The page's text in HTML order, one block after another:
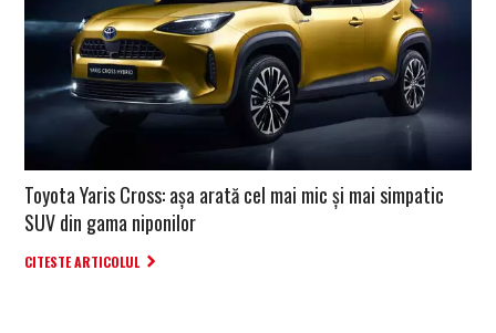
Toyota Yaris Cross: așa arată cel mai mic și mai simpatic
SUV din gama niponilor
CITESTE ARTICOLUL